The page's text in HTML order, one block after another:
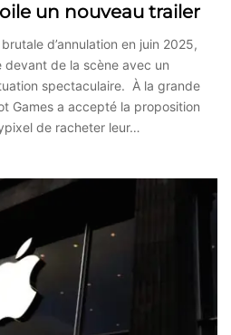
un nouveau trailer
d’annulation en juin 2025,
devant de la scène avec un
spectaculaire. À la grande
Games a accepté la proposition
de racheter leur…